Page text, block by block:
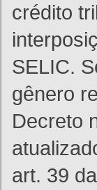
crédito
SELIC.
gênero
Decreto
art. 39